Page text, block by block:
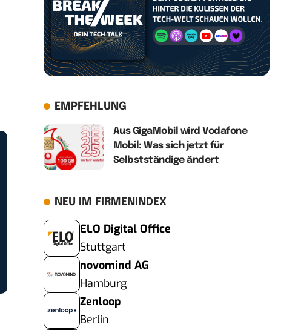
EMPFEHLUNG
Aus GigaMobil wird Vodafone
Mobil: Was sich jetzt für
Selbstständige ändert
NEU IM FIRMENINDEX
ELO Digital Office
Stuttgart
novomind AG
Hamburg
Zenloop
Berlin